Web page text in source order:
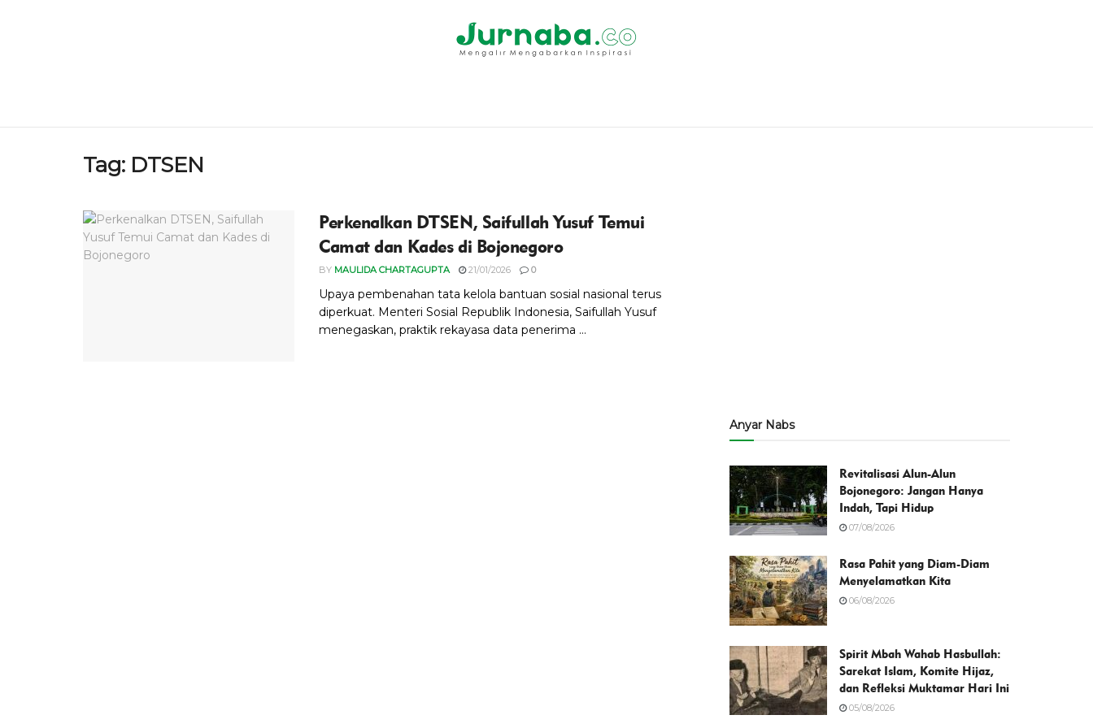
Tag: DTSEN
Perkenalkan DTSEN, Saifullah Yusuf Temui
Camat dan Kades di Bojonegoro
BY MAULIDA CHARTAGUPTA 21/01/2026 0
Upaya pembenahan tata kelola bantuan sosial nasional terus
diperkuat. Menteri Sosial Republik Indonesia, Saifullah Yusuf
menegaskan, praktik rekayasa data penerima ...
Anyar Nabs
Revitalisasi Alun-Alun
Bojonegoro: Jangan Hanya
Indah, Tapi Hidup
07/08/2026
Rasa Pahit yang Diam-Diam
Menyelamatkan Kita
06/08/2026
Spirit Mbah Wahab Hasbullah:
Sarekat Islam, Komite Hijaz,
dan Refleksi Muktamar Hari Ini
05/08/2026